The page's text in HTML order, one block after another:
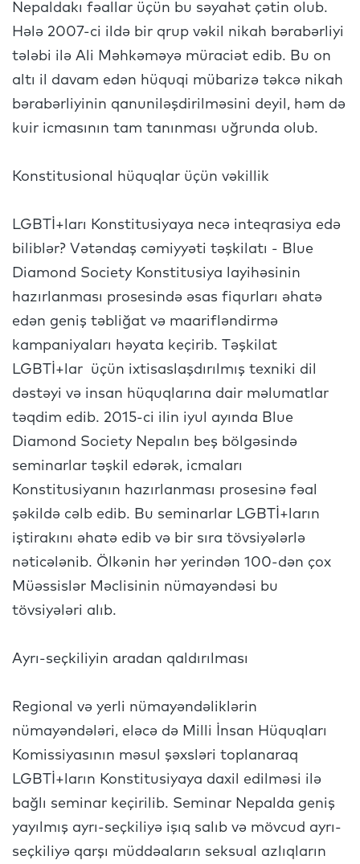
Nepaldakı fəallar üçün bu səyahət çətin olub.
Hələ 2007-ci ildə bir qrup vəkil nikah bərabərliyi
tələbi ilə Ali Məhkəməyə müraciət edib. Bu on
altı il davam edən hüquqi mübarizə təkcə nikah
bərabərliyinin qanuniləşdirilməsini deyil, həm də
kuir icmasının tam tanınması uğrunda olub.
Konstitusional hüquqlar üçün vəkillik
LGBTİ+ları Konstitusiyaya necə inteqrasiya edə
biliblər? Vətəndaş cəmiyyəti təşkilatı - Blue
Diamond Society Konstitusiya layihəsinin
hazırlanması prosesində əsas fiqurları əhatə
edən geniş təbliğat və maarifləndirmə
kampaniyaları həyata keçirib. Təşkilat
LGBTİ+lar üçün ixtisaslaşdırılmış texniki dil
dəstəyi və insan hüquqlarına dair məlumatlar
təqdim edib. 2015-ci ilin iyul ayında Blue
Diamond Society Nepalın beş bölgəsində
seminarlar təşkil edərək, icmaları
Konstitusiyanın hazırlanması prosesinə fəal
şəkildə cəlb edib. Bu seminarlar LGBTİ+ların
iştirakını əhatə edib və bir sıra tövsiyələrlə
nəticələnib. Ölkənin hər yerindən 100-dən çox
Müəssislər Məclisinin nümayəndəsi bu
tövsiyələri alıb.
Ayrı-seçkiliyin aradan qaldırılması
Regional və yerli nümayəndəliklərin
nümayəndələri, eləcə də Milli İnsan Hüquqları
Komissiyasının məsul şəxsləri toplanaraq
LGBTİ+ların Konstitusiyaya daxil edilməsi ilə
bağlı seminar keçirilib. Seminar Nepalda geniş
yayılmış ayrı-seçkiliyə işıq salıb və mövcud ayrı-
seçkiliyə qarşı müddəaların seksual azlıqların